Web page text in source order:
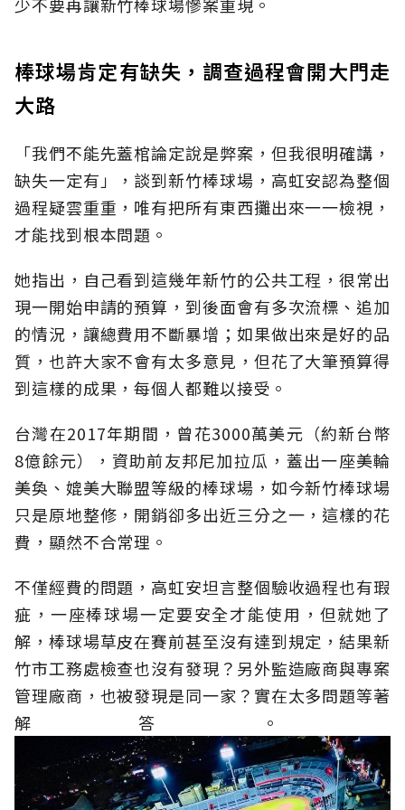
棒球場肯定有缺失，調查過程會開大門走
大路
「我們不能先蓋棺論定說是弊案 ，但我很明確講 ，
缺失一定有」，談到新竹棒球場，高虹安認為整個
過程疑雲重重，唯有把所有東西攤出來一一檢視，
才能找到根本問題。
她指出，自己看到這幾年新竹的公共工程，很常出
現一開始申請的預算，到後面會有多次流標、追加
的情況 ， 讓總費用不斷暴增；如果做出來是好的品
質，也許大家不會有太多意見，但花了大筆預算得
到這樣的成果，每個人都難以接受。
台灣在2017年期間，曾花3000萬美元（約新台幣
8億餘元），資助前友邦尼加拉瓜，蓋出一座美輪
美奐、媲美大聯盟等級的棒球場，如今新竹棒球場
只是原地整修 ， 開銷卻多出近三分之一，這樣的花
費 ， 顯然不合常理 。
不僅經費的問題，高虹安坦言整個驗收過程也有瑕
疵， 一座棒球場一定要安全才能使用，但就她了
解，棒球場草皮在賽前甚至沒有達到規定，結果新
竹市工務處檢查也沒有發現 ？ 另外監造廠商與專案
管理廠商，也被發現是同一家？實在太多問題等著
解答
。